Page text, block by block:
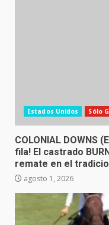
Estados Unidos Sólo
COLONIAL DOWNS
fila! El castrado
remate en el
agosto 1, 2026